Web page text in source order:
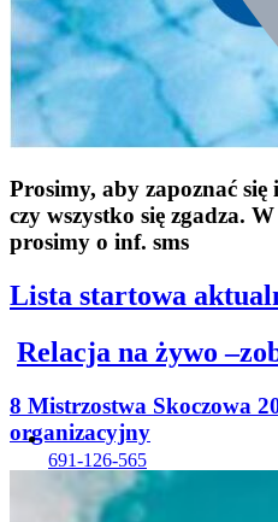
691-126-565
Prosimy, aby zapoznać się
czy wszystko się zgadza.
prosimy o inf. sms
Lista startowa
Relacja na żywo –
8 Mistrzostwa Skoczowa
organizacyjny